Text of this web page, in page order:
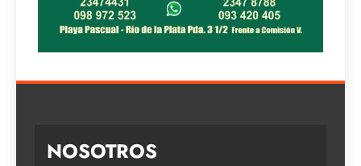
NOSOTROS